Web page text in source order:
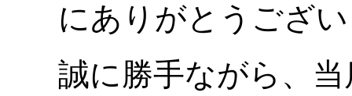
にありがとうござ
誠に勝手ながら、